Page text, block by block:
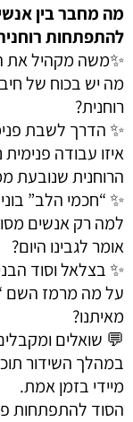
מה מחבר בין
להתפתחות
✨משה מקהיל את
מה יש בכוח של
רוחנית?
✨ הדרך לשבת
איזו עבודה
הרוחנית שנובעת
✨ “חכמי הלב”
למה רק אנשים
אומר לגבינו היום?
✨ בצלאל וסוד
על מה מרמז השם
מאיתנו?
💬 שואלים
במהלך השידור
מיידי בזמן אמת.
הסוד להתפתחות